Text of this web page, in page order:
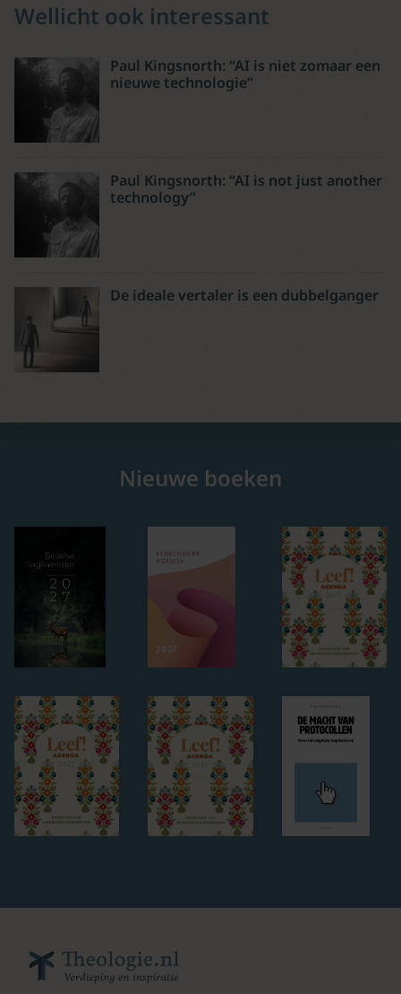
Wellicht ook interessant
Paul Kingsnorth: “AI is niet zomaar een
nieuwe technologie”
Paul Kingsnorth: “AI is not just another
technology”
De ideale vertaler is een dubbelganger
Nieuwe boeken